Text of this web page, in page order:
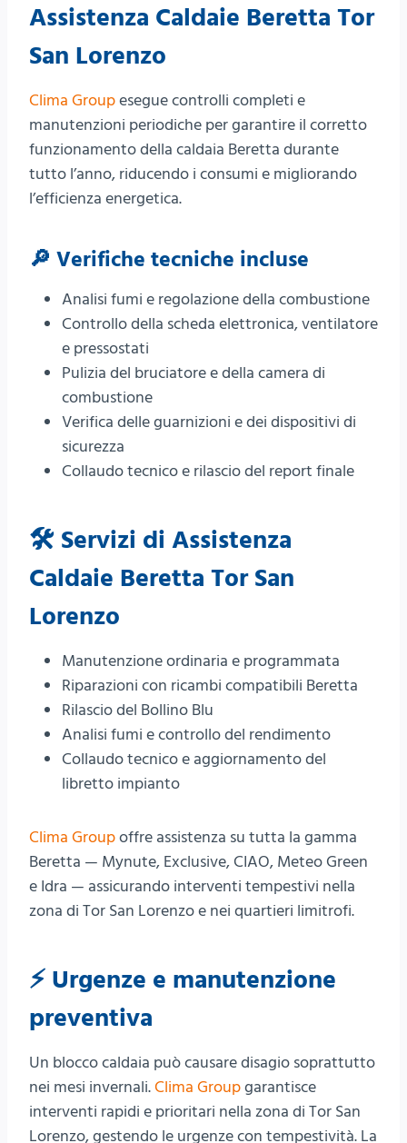
Assistenza Caldaie Beretta Tor
San Lorenzo
Clima Groupesegue controlli completi e
manutenzioni periodiche per garantire il corretto
funzionamento della caldaia Beretta durante
tutto l’anno, riducendo i consumi e migliorando
l’efficienza energetica.
🔎 Verifiche tecniche incluse
Analisi fumi e regolazione della combustione
Controllo della scheda elettronica, ventilatore
e pressostati
Pulizia del bruciatore e della camera di
combustione
Verifica delle guarnizioni e dei dispositivi di
sicurezza
Collaudo tecnico e rilascio del report finale
🛠️ Servizi di Assistenza
Caldaie Beretta Tor San
Lorenzo
Manutenzione ordinaria e programmata
Riparazioni con ricambi compatibili Beretta
Rilascio del Bollino Blu
Analisi fumi e controllo del rendimento
Collaudo tecnico e aggiornamento del
libretto impianto
Clima Groupoffre assistenza su tutta la gamma
Beretta — Mynute, Exclusive, CIAO, Meteo Green
e Idra — assicurando interventi tempestivi nella
zona di Tor San Lorenzo e nei quartieri limitrofi.
⚡ Urgenze e manutenzione
preventiva
Un blocco caldaia può causare disagio soprattutto
nei mesi invernali.Clima Groupgarantisce
interventi rapidi e prioritari nella zona di Tor San
Lorenzo, gestendo le urgenze con tempestività. La